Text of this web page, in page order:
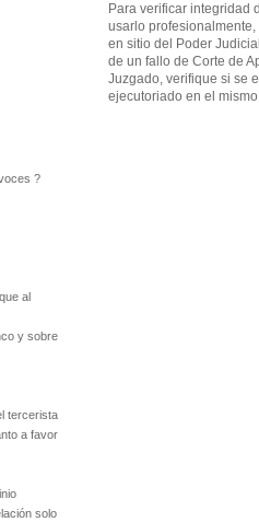
?
al
y sobre
tercerista
a favor
solo
Para verificar integridad
usarlo
en sitio del Poder
de un fallo de Corte de
Juzgado, verifique si se
ejecutoriado en el